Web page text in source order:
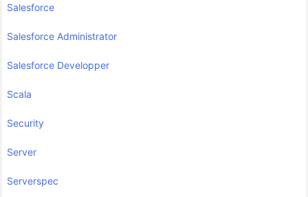
Salesforce
Salesforce Administrator
Salesforce Developper
Scala
Security
Server
Serverspec